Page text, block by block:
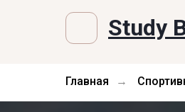
Study
Главная →